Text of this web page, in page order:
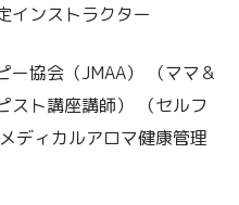
ンストラクター
協会（JMAA） （ママ＆
ト講座講師） （セルフ
ディカルアロマ健康管理